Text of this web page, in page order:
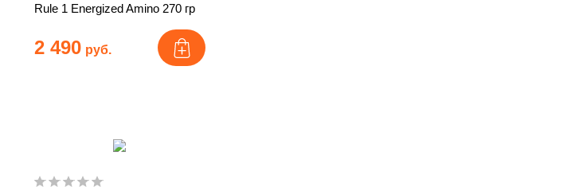
Rule 1 Energized Amino 270 гр
2 490 руб.